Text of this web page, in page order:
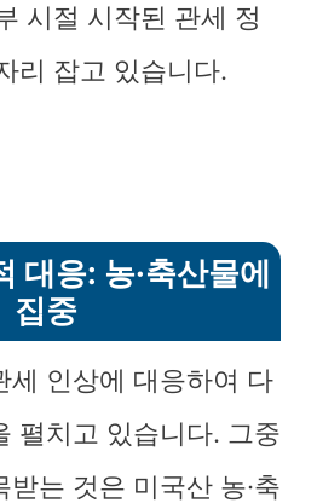
시절 시작된 관세 정
리 잡고 있습니다.
대응: 농·축산물에
집중
세 인상에 대응하여 다
펼치고 있습니다. 그중
는 것은 미국산 농·축